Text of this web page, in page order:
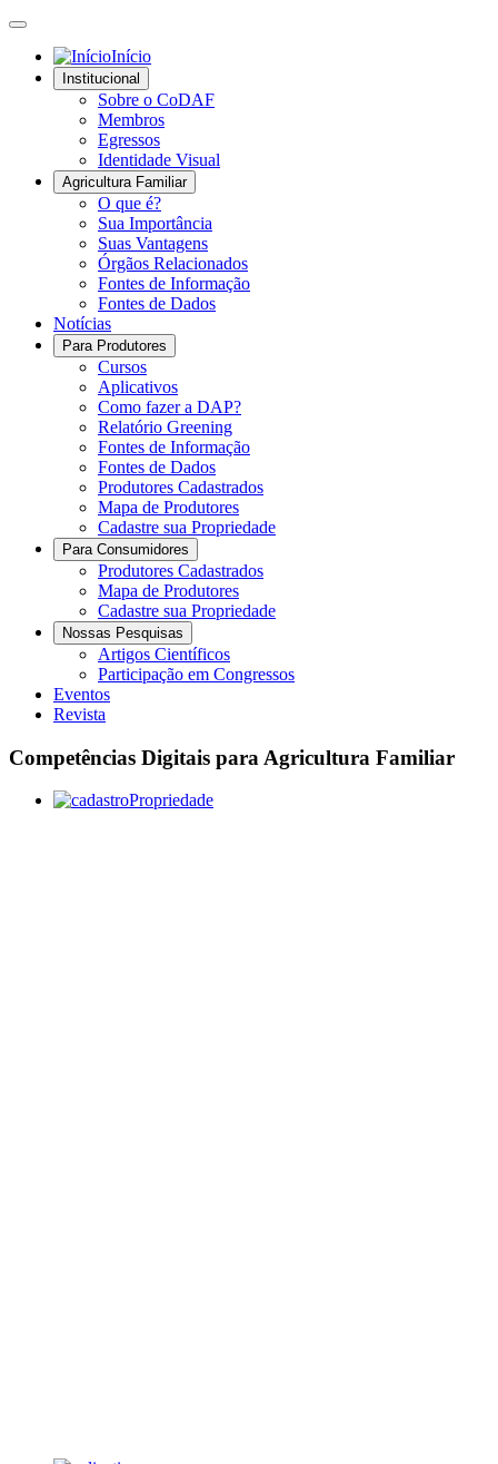
Início
Institucional
Sobre o CoDAF
Membros
Egressos
Identidade Visual
Agricultura Familiar
O que é?
Sua Importância
Suas Vantagens
Órgãos Relacionados
Fontes de Informação
Fontes de Dados
Notícias
Para Produtores
Cursos
Aplicativos
Como fazer a DAP?
Relatório Greening
Fontes de Informação
Fontes de Dados
Produtores Cadastrados
Mapa de Produtores
Cadastre sua Propriedade
Para Consumidores
Produtores Cadastrados
Mapa de Produtores
Cadastre sua Propriedade
Nossas Pesquisas
Artigos Científicos
Participação em Congressos
Eventos
Revista
Competências Digitais para Agricultura Familiar